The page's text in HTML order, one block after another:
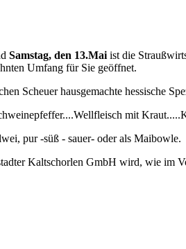
Samstag, den 13.Mai ist die
Umfang für Sie geöffnet.
Scheuer hausgemachte hessische
mit
pur -süß - sauer- oder als Maibowle.
Kaltschorlen GmbH wird, wie im